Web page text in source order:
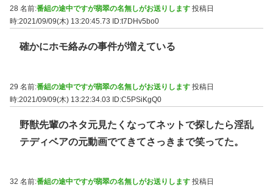
28 名前:番組の途中ですが翡翠の名無しがお送りします 投稿日
時:2021/09/09(木) 13:20:45.73
ID:t7DHv5bo0
確かにホモ絡みの事件が増えている
29 名前:番組の途中ですが翡翠の名無しがお送りします 投稿日
時:2021/09/09(木) 13:22:34.03 ID:C5PSiKgQ0
野獣先輩のネタ元見たくなってネットで探したら淫乱
テディベアの元動画でてきてさっきまで笑ってた。
32 名前:番組の途中ですが翡翠の名無しがお送りします 投稿日